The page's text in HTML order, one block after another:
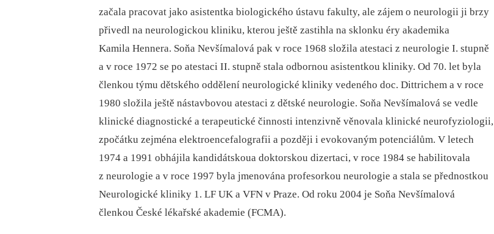
začala pracovat jako asistentka bio­logického ústavu fakulty, ale zájem o neurologii ji brzy
přivedl na neurologickou kliniku, kterou ještě zastihla na sklonku éry akademika
Kamila Hennera. Soňa Nevšímalová pak v roce 1968 složila atestaci z neurologie I. stupně
a v roce 1972 se po atestaci II. stupně stala odbornou asistentkou kliniky. Od 70. let byla
členkou týmu dětského oddělení neurologické kliniky vedeného doc. Dittrichem a v roce
1980 složila ještě nástavbovou atestaci z dětské neurologie. Soňa Nevšímalová se vedle
klinické diagnostické a terapeutické činnosti intenzivně věnovala klinické neurofyziologii,
zpočátku zejména elektroencefalografii a později i evokovaným potenciálům. V letech
1974 a 1991 obhájila kandidátskoua doktorskou dizertaci, v roce 1984 se habilitovala
z neurologie a v roce 1997 byla jmenována profesorkou neurologie a stala se přednostkou
Neurologické kliniky 1. LF UK a VFN v Praze. Od roku 2004 je Soňa Nevšímalová
členkou České lékařské akademie (FCMA).